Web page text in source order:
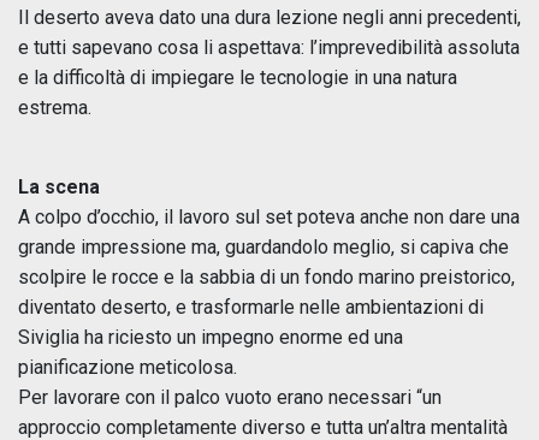
Il deserto aveva dato una dura lezione negli anni precedenti,
e tutti sapevano cosa li aspettava: l’imprevedibilità assoluta
e la difficoltà di impiegare le tecnologie in una natura
estrema.
La scena
A colpo d’occhio, il lavoro sul set poteva anche non dare una
grande impressione ma, guardandolo meglio, si capiva che
scolpire le rocce e la sabbia di un fondo marino preistorico,
diventato deserto, e trasformarle nelle ambientazioni di
Siviglia ha riciesto un impegno enorme ed una
pianificazione meticolosa.
Per lavorare con il palco vuoto erano necessari “un
approccio completamente diverso e tutta un’altra mentalità